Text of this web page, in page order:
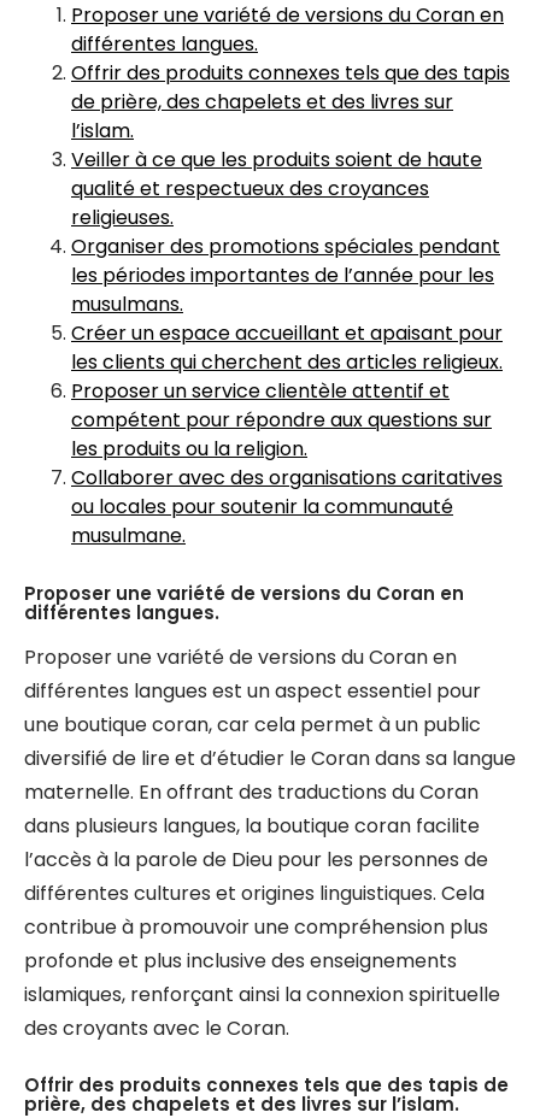
Proposer une variété de versions du Coran en
différentes langues.
Offrir des produits connexes tels que des tapis
de prière, des chapelets et des livres sur
l’islam.
Veiller à ce que les produits soient de haute
qualité et respectueux des croyances
religieuses.
Organiser des promotions spéciales pendant
les périodes importantes de l’année pour les
musulmans.
Créer un espace accueillant et apaisant pour
les clients qui cherchent des articles religieux.
Proposer un service clientèle attentif et
compétent pour répondre aux questions sur
les produits ou la religion.
Collaborer avec des organisations caritatives
ou locales pour soutenir la communauté
musulmane.
Proposer une variété de versions du Coran en
différentes langues.
Proposer une variété de versions du Coran en
différentes langues est un aspect essentiel pour
une boutique coran, car cela permet à un public
diversifié de lire et d’étudier le Coran dans sa langue
maternelle. En offrant des traductions du Coran
dans plusieurs langues, la boutique coran facilite
l’accès à la parole de Dieu pour les personnes de
différentes cultures et origines linguistiques. Cela
contribue à promouvoir une compréhension plus
profonde et plus inclusive des enseignements
islamiques, renforçant ainsi la connexion spirituelle
des croyants avec le Coran.
Offrir des produits connexes tels que des tapis de
prière, des chapelets et des livres sur l’islam.